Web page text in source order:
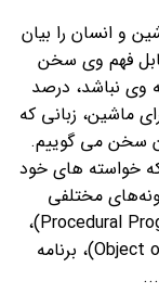
و انسان را بیان
قابل فهم وی سخن
وی نباشد، درصد
ماشین، زبانی که
سخن می گوییم.
خواسته های خود
مختلفی
داریم، مانند: برنامه‌ نویسی رویه‌ای (Procedural Programming)،
برنامه ‌نویسی شی‌گرا (Object oriented programming)، برنامه‌